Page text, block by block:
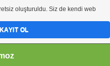
oluşturuldu. Siz de kendi web
OL